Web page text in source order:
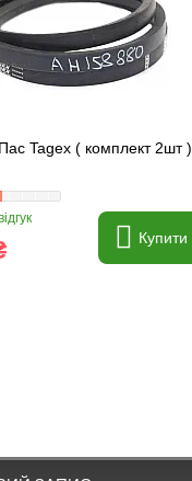
Tagex ( комплект 2шт )
Купити